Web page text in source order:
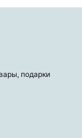
подарки